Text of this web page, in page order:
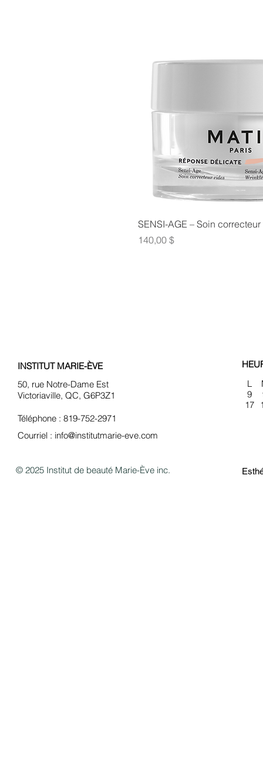
SENSI-AGE – Soin
Prix
140,00 $
INSTITUT MARIE-ÈVE
50, rue Notre-Dame Est
Victoriaville, QC, G6P3Z1
L
9
17
Téléphone : 819-752-2971
Courriel : info@institutmarie-eve.com
© 2025 Institut de beauté Marie-Ève inc.